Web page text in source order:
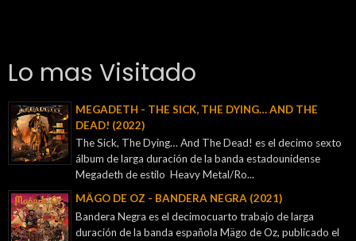
Lo mas Visitado
MEGADETH - THE SICK, THE DYING… AND THE
DEAD! (2022)
The Sick, The Dying… And The Dead! es el decimo sexto
álbum de larga duración de la banda estadounidense
Megadeth de estilo Heavy Metal/Ro...
MÄGO DE OZ - BANDERA NEGRA (2021)
Bandera Negra es el decimocuarto trabajo de larga
duración de la banda española Mägo de Oz, publicado el